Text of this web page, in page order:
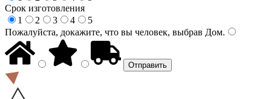
Срок изготовления
1
2 3 4
5
Пожалуйста, докажите, что вы человек, выбрав Дом.